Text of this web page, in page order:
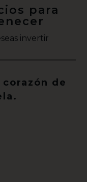
para
invertir
de